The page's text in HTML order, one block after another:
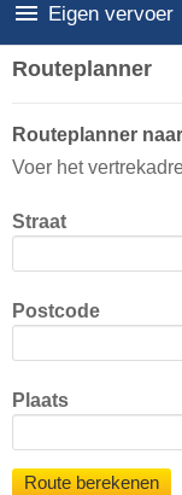
Eigen vervoer
Routeplanner
Routeplanner
Voer het
Straat
Postcode
Plaats
Route berekenen